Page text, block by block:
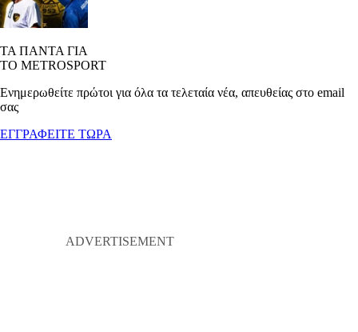
ΤΑ ΠΑΝΤΑ ΓΙΑ
ΤΟ METROSPORT
Ενημερωθείτε πρώτοι για όλα τα τελεταία νέα, απευθείας στο email
σας
ΕΓΓΡΑΦΕΙΤΕ ΤΩΡΑ